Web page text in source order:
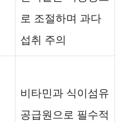
로 조절하며 과다
섭취 주의
비타민과 식이섬유
공급원으로 필수적